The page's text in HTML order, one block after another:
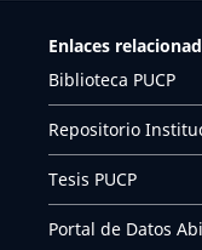
Enlaces
Biblioteca PUCP
Repositorio
Tesis PUCP
Portal de Datos